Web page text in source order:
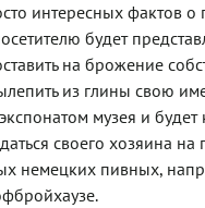
интересных фактов о
будет
на брожение
из глины свою
музея и
своего хозяина на
немецких пивных,